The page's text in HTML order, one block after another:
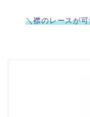
＼襟のレースが